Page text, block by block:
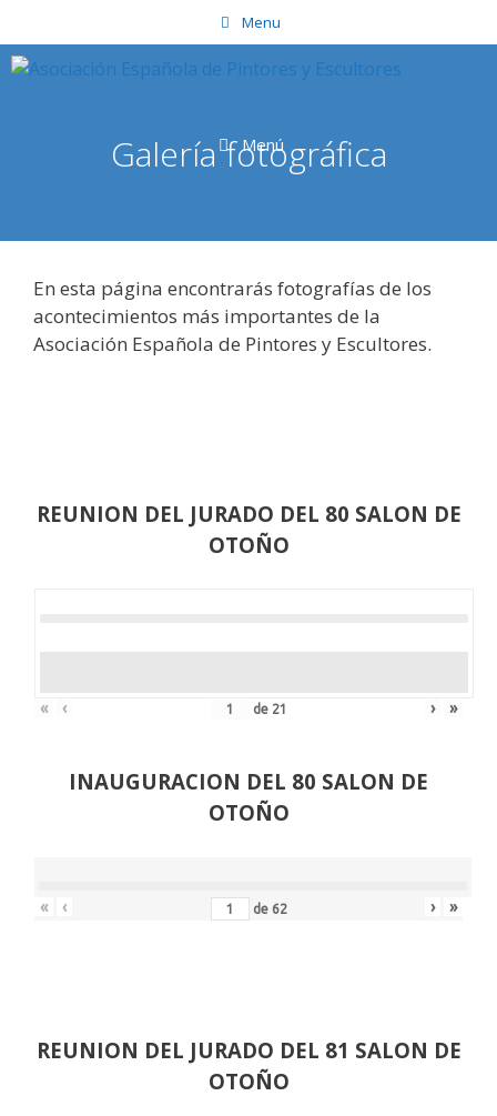
al
contenido
Menu
Menú
Galería fotográfica
En esta página encontrarás fotografías de los
acontecimientos más importantes de la
Asociación Española de Pintores y Escultores.
REUNION DEL JURADO DEL 80 SALON DE
OTOÑO
« ‹ de 21 › »
INAUGURACION DEL 80 SALON DE
OTOÑO
« ‹ de 62 › »
REUNION DEL JURADO DEL 81 SALON DE
OTOÑO